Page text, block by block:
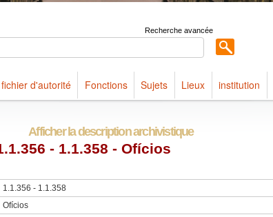
Recherche avancée
fichier d'autorité Fonctions Sujets Lieux institution
Afficher la description archivistique
- 1.1.358 - Ofícios
1.1.356 - 1.1.358
Ofícios